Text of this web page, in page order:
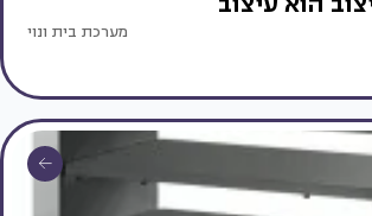
מערכת בית ונוי